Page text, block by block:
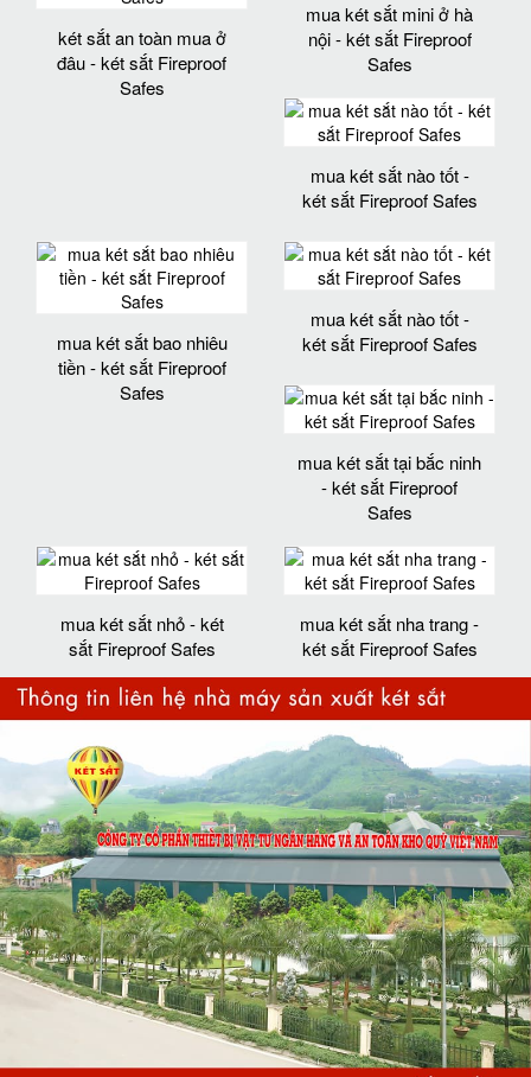
két sắt an toàn mua ở
đâu - két sắt Fireproof
Safes
mua két sắt mini ở hà
nội - két sắt Fireproof
Safes
mua két sắt nào tốt -
két sắt Fireproof Safes
mua két sắt bao nhiêu
tiền - két sắt Fireproof
Safes
mua két sắt nào tốt -
két sắt Fireproof Safes
mua két sắt tại bắc ninh
- két sắt Fireproof
Safes
mua két sắt nhỏ - két
sắt Fireproof Safes
mua két sắt nha trang -
két sắt Fireproof Safes